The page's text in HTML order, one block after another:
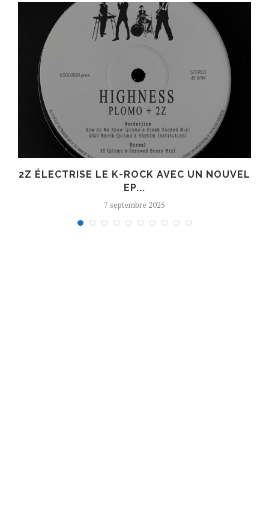
2Z ÉLECTRISE LE K-ROCK AVEC UN NOUVEL
EP...
7 septembre 2025